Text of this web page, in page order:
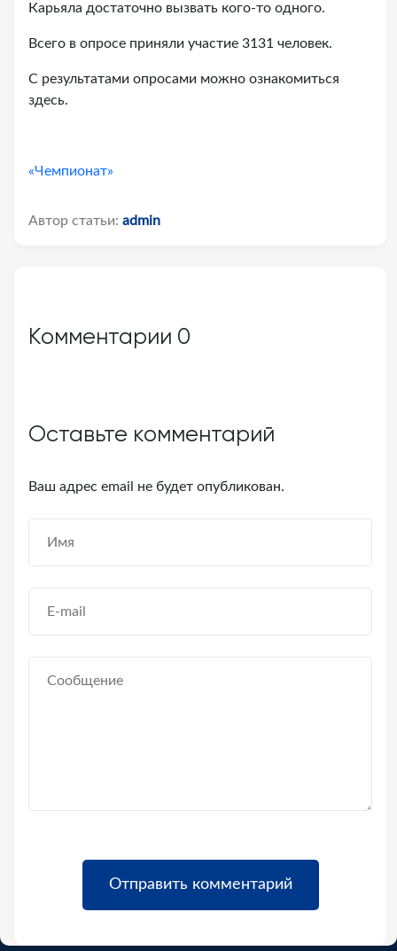
Карьяла достаточно вызвать кого-то одного.
Всего в опросе приняли участие 3131 человек.
С результатами опросами можно ознакомиться
здесь.
«Чемпионат»
Автор статьи: admin
Комментарии 0
Оставьте комментарий
Ваш адрес email не будет опубликован.